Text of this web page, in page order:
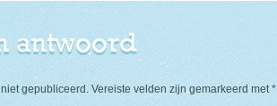
antwoord
gepubliceerd. Vereiste velden zijn gemarkeerd met*